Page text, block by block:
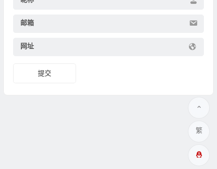
邮箱
网址
繁